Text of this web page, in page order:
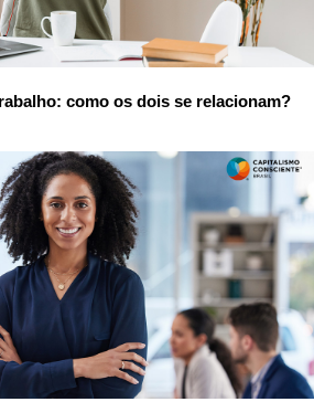
como os dois se relacionam?